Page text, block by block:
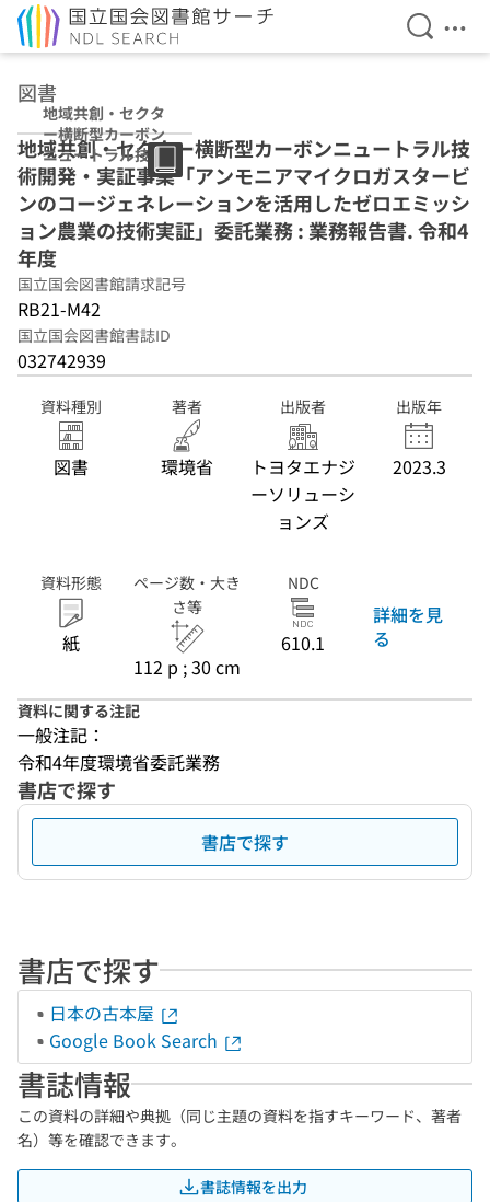
検索を
メ
図書
地域共創・セクタ
ー横断型カーボン
ニュートラル技術
開発・実証事業
「アンモニアマイ
クロガスタービン
のコージェネレー
ションを活用した
ゼロエミッション
農業の技術実証」
委託業務 : 業務報
告書 令和4年度
地域共創・セクター横断型カーボンニュートラル技
術開発・実証事業「アンモニアマイクロガスタービ
ンのコージェネレーションを活用したゼロエミッシ
ョン農業の技術実証」委託業務 : 業務報告書. 令和4
年度
国立国会図書館請求記号
RB21-M42
国立国会図書館書誌ID
032742939
資料種別
図書
著者
環境省
出版者
トヨタエナジ
ーソリューシ
ョンズ
出版年
2023.3
資料形態
紙
ページ数・大き
さ等
112 p ; 30 cm
NDC
610.1
詳細を見
る
資料に関する注記
一般注記：
令和4年度環境省委託業務
書店で探す
書店で探す
書店で探す
日本の古本屋
Google Book Search
書誌情報
この資料の詳細や典拠（同じ主題の資料を指すキーワード、著者
名）等を確認できます。
書誌情報を出力